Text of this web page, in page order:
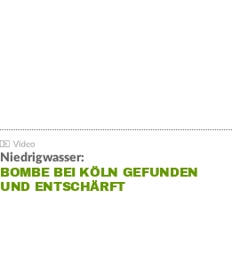
Niedrigwasser:
BOMBE BEI KÖLN GEFUNDEN
UND ENTSCHÄRFT